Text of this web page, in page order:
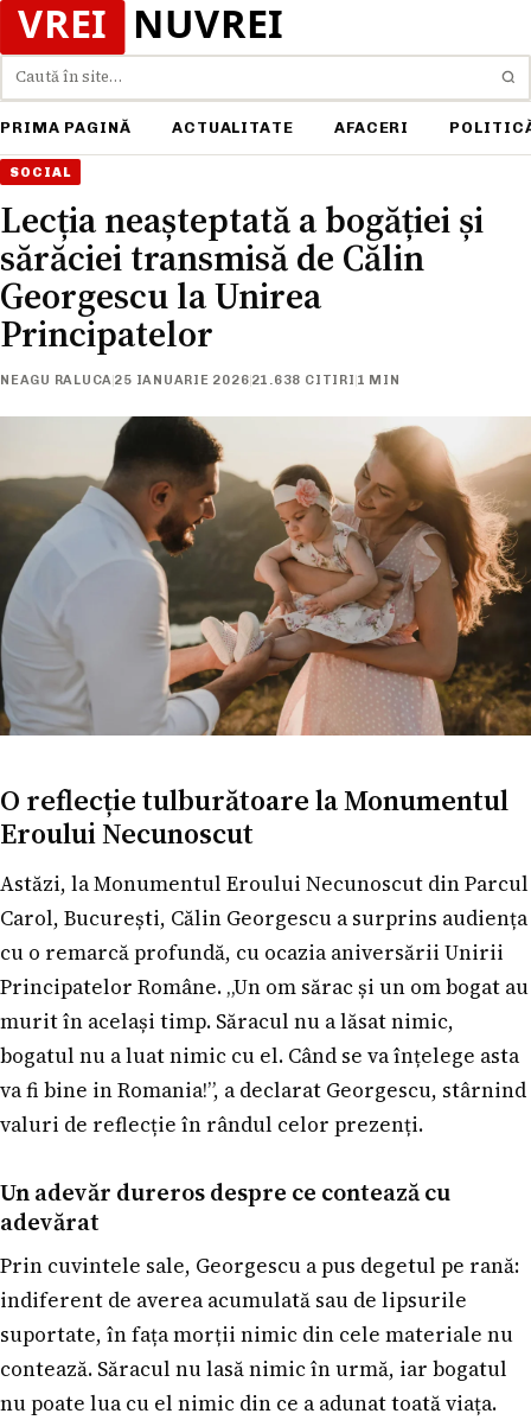
Caută
PRIMA PAGINĂ ACTUALITATE AFACERI
SOCIAL
Lecția neașteptată a bogăției și
sărăciei transmisă de Călin
Georgescu la Unirea
Principatelor
NEAGU RALUCA 25 IANUARIE 2026 21.638 CITIRI 1 MIN
O reflecție tulburătoare la Monumentul
Eroului Necunoscut
Astăzi, la Monumentul Eroului Necunoscut din Parcul
Carol, București, Călin Georgescu a surprins audiența
cu o remarcă profundă, cu ocazia aniversării Unirii
Principatelor Române. „Un om sărac și un om bogat au
murit în același timp. Săracul nu a lăsat nimic,
bogatul nu a luat nimic cu el. Când se va înțelege asta
va fi bine in Romania!”, a declarat Georgescu, stârnind
valuri de reflecție în rândul celor prezenți.
Un adevăr dureros despre ce contează cu
adevărat
Prin cuvintele sale, Georgescu a pus degetul pe rană:
indiferent de averea acumulată sau de lipsurile
suportate, în fața morții nimic din cele materiale nu
contează. Săracul nu lasă nimic în urmă, iar bogatul
nu poate lua cu el nimic din ce a adunat toată viața.